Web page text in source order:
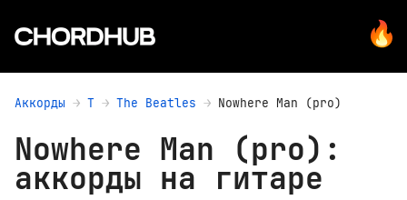
Аккорды T The Beatles Nowhere Man (pro)
Nowhere Man (pro):
аккорды на гитаре